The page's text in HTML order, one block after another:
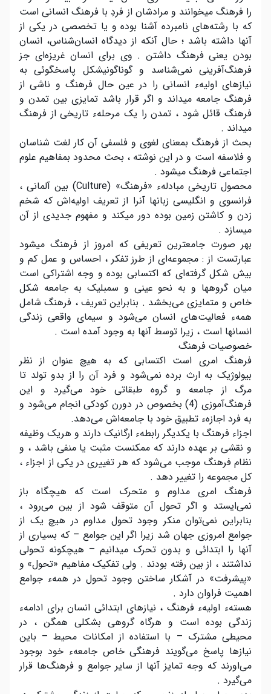
را فرهنگ میخوانند و مرادشان از فردِ با فرهنگ انسانی است
که با رشته‌های نامبرده آشنا بوده و یا تخصصی در یکی از
آنها داشته باشد ؛ حال آنکه از دیدگاه انسان‌شناس، انسان
بودن یعنی فرهنگ داشتن . وی برای انسان غریزه‌ای جز
فرهنگ‌آفرینی نمی‌شناسد و گوناگونیشکل پاسخگوئی به
نیازهای اولیهء انسانی را در عین حال فرهنگ و ناشی از
فرهنگ جامعه میداند و اگر قرار باشد تمایزی بین تمدن و
فرهنگ قائل شود ، تمدن را یک مرحلهء تاریخی از فرهنگ
میداند .
بحث از فرهنگ بمعنای لغوی و فلسفی آن کار لغت شناسان
و فلاسفه است و در این نوشته ، بحث محدود بمفاهیم علوم
اجتماعی فرهنگ میشود .
محصول تاریخی مبادلهء «فرهنگ» (Culture) بین آلمانی ،
فرانسوی و انگلیسی زبانها آنرا از تعریف اولیه‌اش که شخم
زدن و کاشتن زمین بوده دور میکند و مفهوم جدیدی از آن
میسازد .
بهر صورت جامعترین تعریفی که امروز از فرهنگ میشود
عبارتست از : مجموعه‌ای از طرز تفکر ، احساس و عمل کم و
بیش شکل گرفته‌ای که اکتسابی بوده و وجه اشتراکی است
میان گروهها و به نحو عینی و سمبلیک به جامعه شکل
خاص و متمایزی می‌بخشد . بنابراین تعریف ، فرهنگ شامل
همهء فعالیت‌های انسان می‌شود و سیمای واقعی زندگی
انسانها است ، زیرا توسط آنها به وجود آمده است .
خصوصیات فرهنگ
فرهنگ امری است اکتسابی که به هیچ عنوان از نظر
بیولوژیک به ارث برده نمی‌شود و فرد آن را از بدو تولد تا
مرگ از جامعه و گروه طبقاتی خود می‌گیرد و این
فرهنگ‌آموزی (4) بخصوص در دورن کودکی انجام می‌شود و
به فرد اجازهء تطبیق خود با جامعه‌اش می‌دهد.
اجزاء فرهنگ با یکدیگر رابطهء ارگانیک دارند و هریک وظیفه
و نقشی بر عهده دارند که ممکنست مثبت یا منفی باشد ، و
نظام فرهنگ موجب می‌شود که هر تغییری در یکی از اجزاء ،
کل مجموعه را تغییر دهد .
فرهنگ امری مداوم و متحرک است که هیچگاه باز
نمی‌ایستد و اگر تحول آن متوقف شود از بین می‌رود ،
بنابراین نمی‌توان منکر وجود تحول مداوم در هیچ یک از
جوامع امروزی جهان شد زیرا اگر این جوامع – که بسیاری از
آنها را ابتدائی و بدون تحرک میدانیم – هیچکونه تحولی
نداشتند ، از بین رفته بودند . ولی تفکیک مفاهیم «تحول» و
«پیشرفت» در آشکار ساختن وجود تحول در همهء جوامع
اهمیت فراوان دارد .
هستهء اولیهء فرهنگ ، نیازهای ابتدائی انسان برای ادامهء
زندگی بوده است و هرگاه گروهی بشکلی همگن ، در
محیطی مشترک – با استفاده از امکانات محیط – باین
نیازها پاسخ می‌گویند فرهنگی خاص جامعهء خود بوجود
می‌اورند که وجه تمایز آنها از سایر جوامع و فرهنگ‌ها قرار
می‌گیرد .